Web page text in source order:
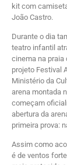
kit com
João Castro.
Durante o dia
teatro infantil
cinema na praia
projeto Festival
Ministério da
arena montada
começam
abertura da
primeira prova:
Assim como
é de ventos